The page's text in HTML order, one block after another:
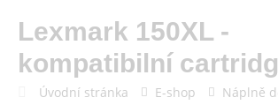
Lexmark 150XL -
kompatibilní
Úvodní stránka E-shop
Náplně